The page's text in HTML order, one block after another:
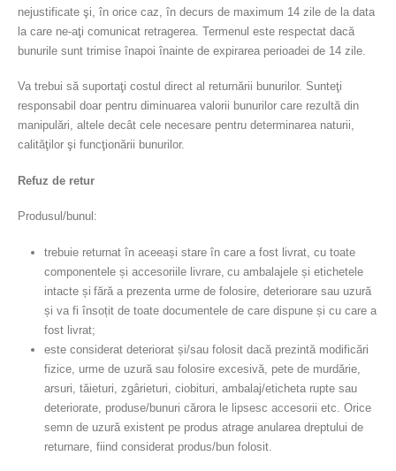
nejustificate şi, în orice caz, în decurs de maximum 14 zile de la data
la care ne-aţi comunicat retragerea. Termenul este respectat dacă
bunurile sunt trimise înapoi înainte de expirarea perioadei de 14 zile.
Va trebui să suportaţi costul direct al returnării bunurilor. Sunteţi
responsabil doar pentru diminuarea valorii bunurilor care rezultă din
manipulări, altele decât cele necesare pentru determinarea naturii,
calităţilor şi funcţionării bunurilor.
Refuz de retur
Produsul/bunul:
trebuie returnat în aceeași stare în care a fost livrat, cu toate
componentele și accesoriile livrare, cu ambalajele și etichetele
intacte și fără a prezenta urme de folosire, deteriorare sau uzură
și va fi însoțit de toate documentele de care dispune și cu care a
fost livrat;
este considerat deteriorat și/sau folosit dacă prezintă modificări
fizice, urme de uzură sau folosire excesivă, pete de murdărie,
arsuri, tăieturi, zgârieturi, ciobituri, ambalaj/eticheta rupte sau
deteriorate, produse/bunuri cărora le lipsesc accesorii etc. Orice
semn de uzură existent pe produs atrage anularea dreptului de
returnare, fiind considerat produs/bun folosit.